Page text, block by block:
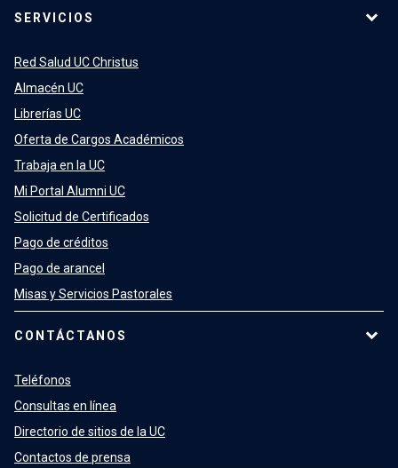
SERVICIOS
Red Salud UC Christus
Almacén UC
Librerías UC
Oferta de Cargos Académicos
Trabaja en la UC
Mi Portal Alumni UC
Solicitud de Certificados
Pago de créditos
Pago de arancel
Misas y Servicios Pastorales
CONTÁCTANOS
Teléfonos
Consultas en línea
Directorio de sitios de la UC
Contactos de prensa